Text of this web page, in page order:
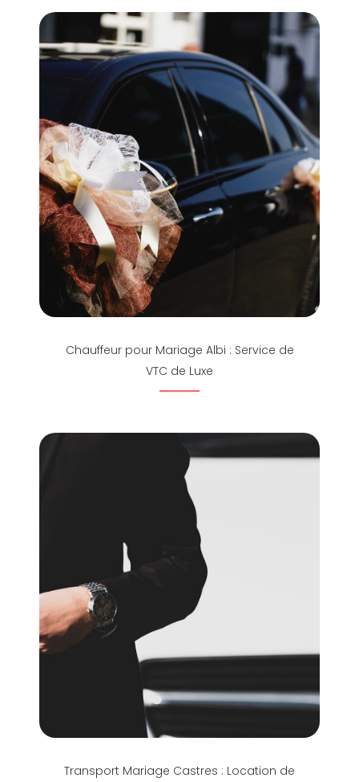
Chauffeur pour Mariage Albi : Service de
VTC de Luxe
Transport Mariage Castres : Location de